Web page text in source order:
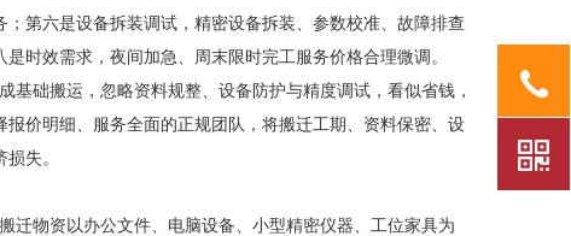
第六是设备拆装调试，精密设备拆装、参数校准、故障排查
时效需求，夜间加急、周末限时完工服务价格合理微调。
础搬运，忽略资料规整、设备防护与精度调试，看似省钱，
价明细、服务全面的正规团队，将搬迁工期、资料保密、设
失。
物资以办公文件、电脑设备、小型精密仪器、工位家具为